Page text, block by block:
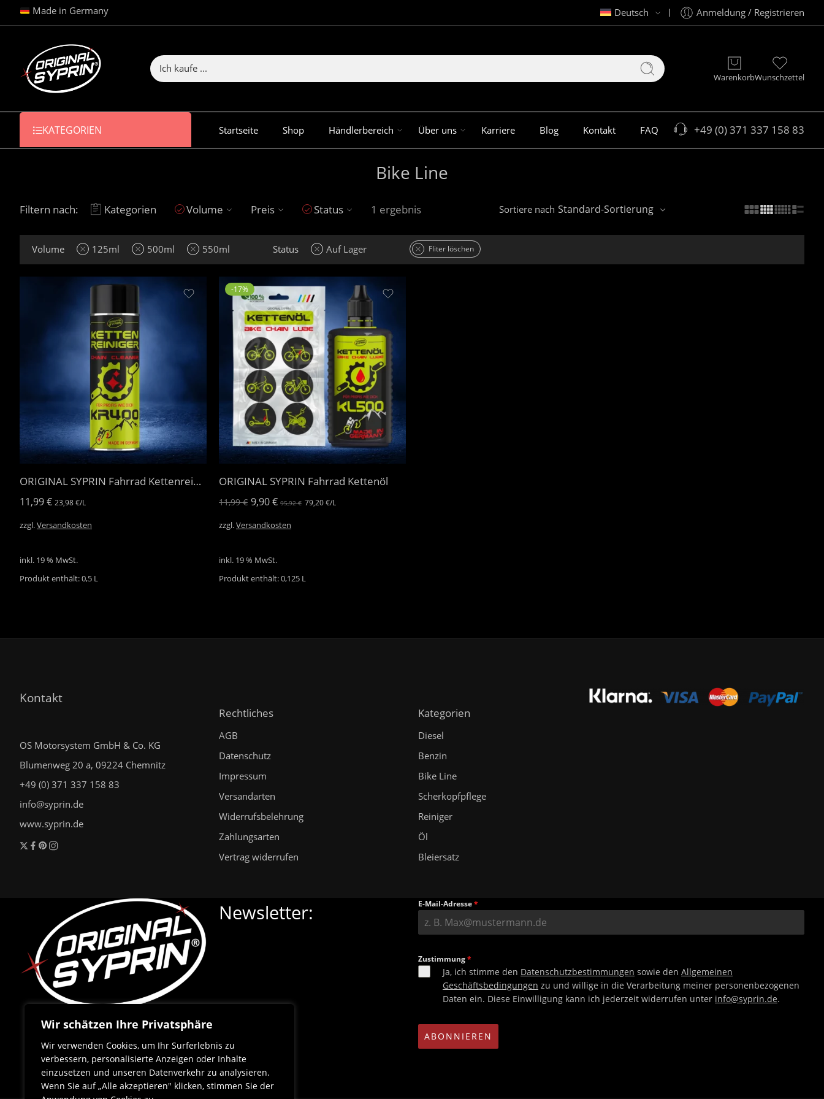
Wir schätzen Ihre Privatsphäre
Wir verwenden Cookies, um Ihr Surferlebnis zu
verbessern, personalisierte Anzeigen oder Inhalte
einzusetzen und unseren Datenverkehr zu analysieren.
Wenn Sie auf „Alle akzeptieren" klicken, stimmen Sie der
Made in Germany Deutsch Anmeldung / Registrieren
WarenkorbWunschzettel
KATEGORIEN Startseite Shop Händlerbereich Über uns Karriere Blog Kontakt FAQ +49 (0) 371 337 158 83
Bike Line
Filtern nach: Kategorien Volume Preis Status 1 ergebnis Sortiere nach Standard-Sortierung
Volume 125ml 500ml 550ml Status Auf Lager Fliter löschen
ORIGINAL SYPRIN Fahrrad Kettenreiniger
11,99€ 23,98 €/L
zzgl.Versandkosten
inkl. 19 % MwSt.
Produkt enthält: 0,5 L
-17%
ORIGINAL SYPRIN Fahrrad Kettenöl
11,99€ 9,90€ 95,92€ 79,20 €/L
zzgl.Versandkosten
inkl. 19 % MwSt.
Produkt enthält: 0,125 L
Kontakt
OS Motorsystem GmbH & Co. KG
Blumenweg 20 a, 09224 Chemnitz
+49 (0) 371 337 158 83
info@syprin.de
www.syprin.de
Rechtliches
AGB
Datenschutz
Impressum
Versandarten
Widerrufsbelehrung
Zahlungsarten
Vertrag widerrufen
Kategorien
Diesel
Benzin
Bike Line
Scherkopfpflege
Reiniger
Öl
Bleiersatz
Newsletter: E-Mail-Adresse*
Zustimmung*
Ja, ich stimme den Datenschutzbestimmungen sowie den Allgemeinen
Geschäftsbedingungen zu und willige in die Verarbeitung meiner personenbezogenen
Daten ein. Diese Einwilligung kann ich jederzeit widerrufen unter info@syprin.de.
ABONNIEREN